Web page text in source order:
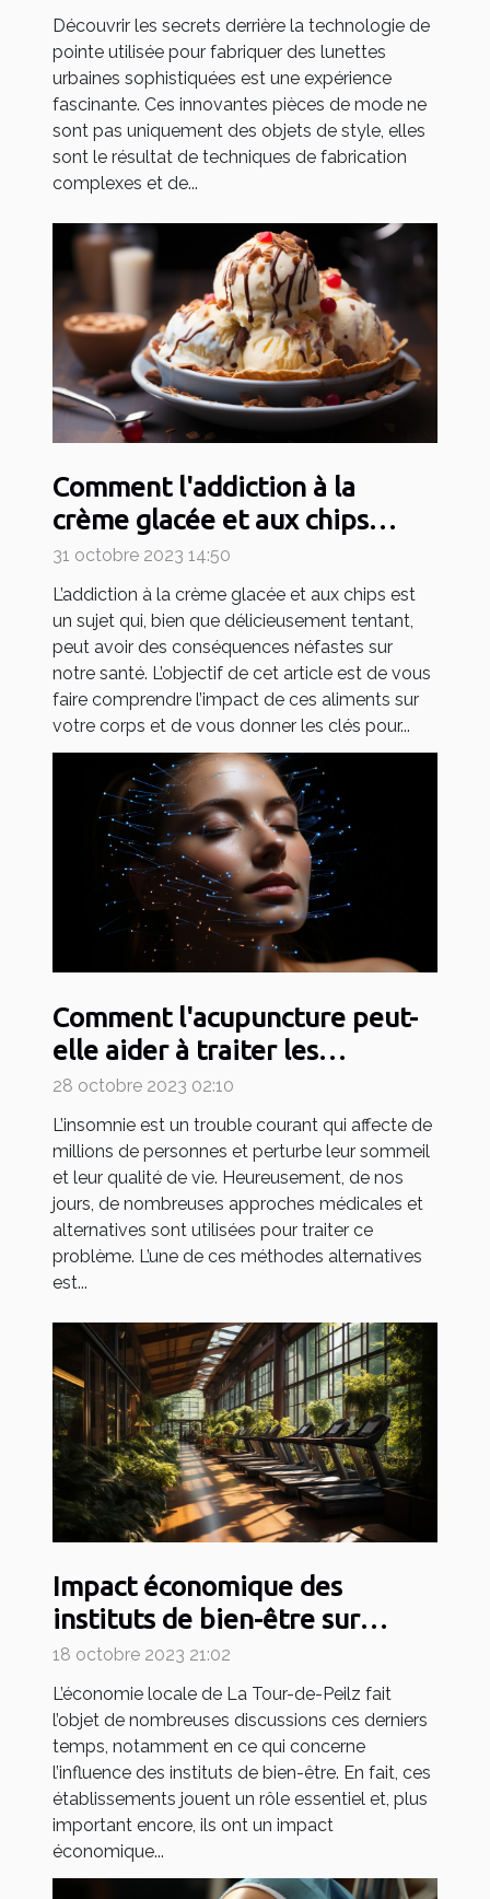
Découvrir les secrets derrière la technologie de
pointe utilisée pour fabriquer des lunettes
urbaines sophistiquées est une expérience
fascinante. Ces innovantes pièces de mode ne
sont pas uniquement des objets de style, elles
sont le résultat de techniques de fabrication
complexes et de...
Comment l'addiction à la
crème glacée et aux chips
affecte notre santé
31 octobre 2023 14:50
L’addiction à la crème glacée et aux chips est
un sujet qui, bien que délicieusement tentant,
peut avoir des conséquences néfastes sur
notre santé. L’objectif de cet article est de vous
faire comprendre l’impact de ces aliments sur
votre corps et de vous donner les clés pour...
Comment l'acupuncture peut-
elle aider à traiter les
problèmes d'insomnie ?
28 octobre 2023 02:10
L’insomnie est un trouble courant qui affecte de
millions de personnes et perturbe leur sommeil
et leur qualité de vie. Heureusement, de nos
jours, de nombreuses approches médicales et
alternatives sont utilisées pour traiter ce
problème. L’une de ces méthodes alternatives
est...
Impact économique des
instituts de bien-être sur
l'économie locale de La Tour-
de-Peilz
18 octobre 2023 21:02
L’économie locale de La Tour-de-Peilz fait
l’objet de nombreuses discussions ces derniers
temps, notamment en ce qui concerne
l’influence des instituts de bien-être. En fait, ces
établissements jouent un rôle essentiel et, plus
important encore, ils ont un impact
économique...